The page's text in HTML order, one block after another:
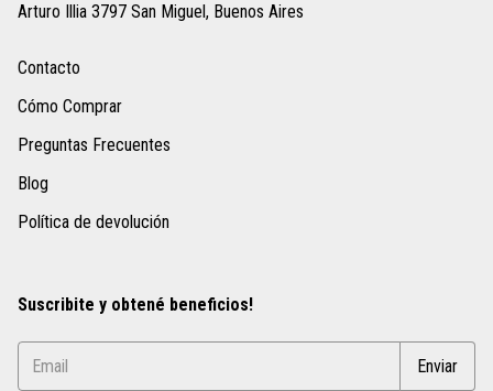
Arturo Illia 3797 San Miguel, Buenos Aires
Contacto
Cómo Comprar
Preguntas Frecuentes
Blog
Política de devolución
Suscribite y obtené beneficios!